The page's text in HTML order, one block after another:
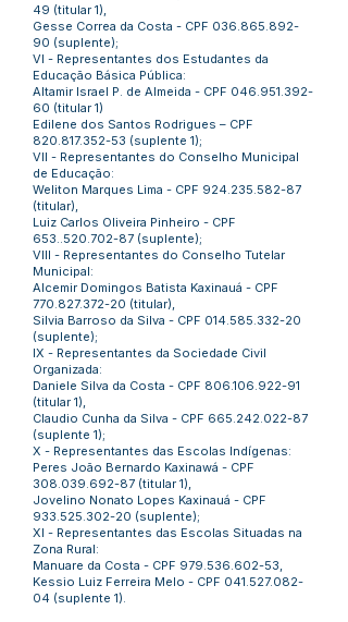
49 (titular 1),
Gesse Correa da Costa - CPF 036.865.892-
90 (suplente);
VI - Representantes dos Estudantes da
Educação Básica Pública:
Altamir Israel P. de Almeida - CPF 046.951.392-
60 (titular 1)
Edilene dos Santos Rodrigues – CPF
820.817.352-53 (suplente 1);
VII - Representantes do Conselho Municipal
de Educação:
Weliton Marques Lima - CPF 924.235.582-87
(titular),
Luiz Carlos Oliveira Pinheiro - CPF
653..520.702-87 (suplente);
VIII - Representantes do Conselho Tutelar
Municipal:
Alcemir Domingos Batista Kaxinauá - CPF
770.827.372-20 (titular),
Silvia Barroso da Silva - CPF 014.585.332-20
(suplente);
IX - Representantes da Sociedade Civil
Organizada:
Daniele Silva da Costa - CPF 806.106.922-91
(titular 1),
Claudio Cunha da Silva - CPF 665.242.022-87
(suplente 1);
X - Representantes das Escolas Indígenas:
Peres João Bernardo Kaxinawá - CPF
308.039.692-87 (titular 1),
Jovelino Nonato Lopes Kaxinauá - CPF
933.525.302-20 (suplente);
XI - Representantes das Escolas Situadas na
Zona Rural:
Manuare da Costa - CPF 979.536.602-53,
Kessio Luiz Ferreira Melo - CPF 041.527.082-
04 (suplente 1).